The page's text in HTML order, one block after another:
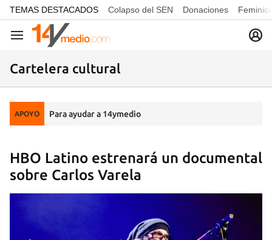
common.go-to-content
TEMAS DESTACADOS Colapso del SEN Donaciones
Navegación
Cartelera cultural
APOYO Para ayudar a 14ymedio
HBO Latino estrenará un documental
sobre Carlos Varela